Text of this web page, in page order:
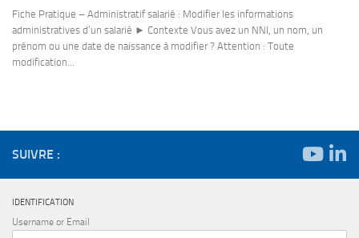
Fiche Pratique – Administratif salarié : Modifier les informations
administratives d’un salarié ► Contexte Vous avez un NNI, un nom, un
prénom ou une date de naissance à modifier ? Attention : Toute
modification...
SUIVRE :
IDENTIFICATION
Username or Email